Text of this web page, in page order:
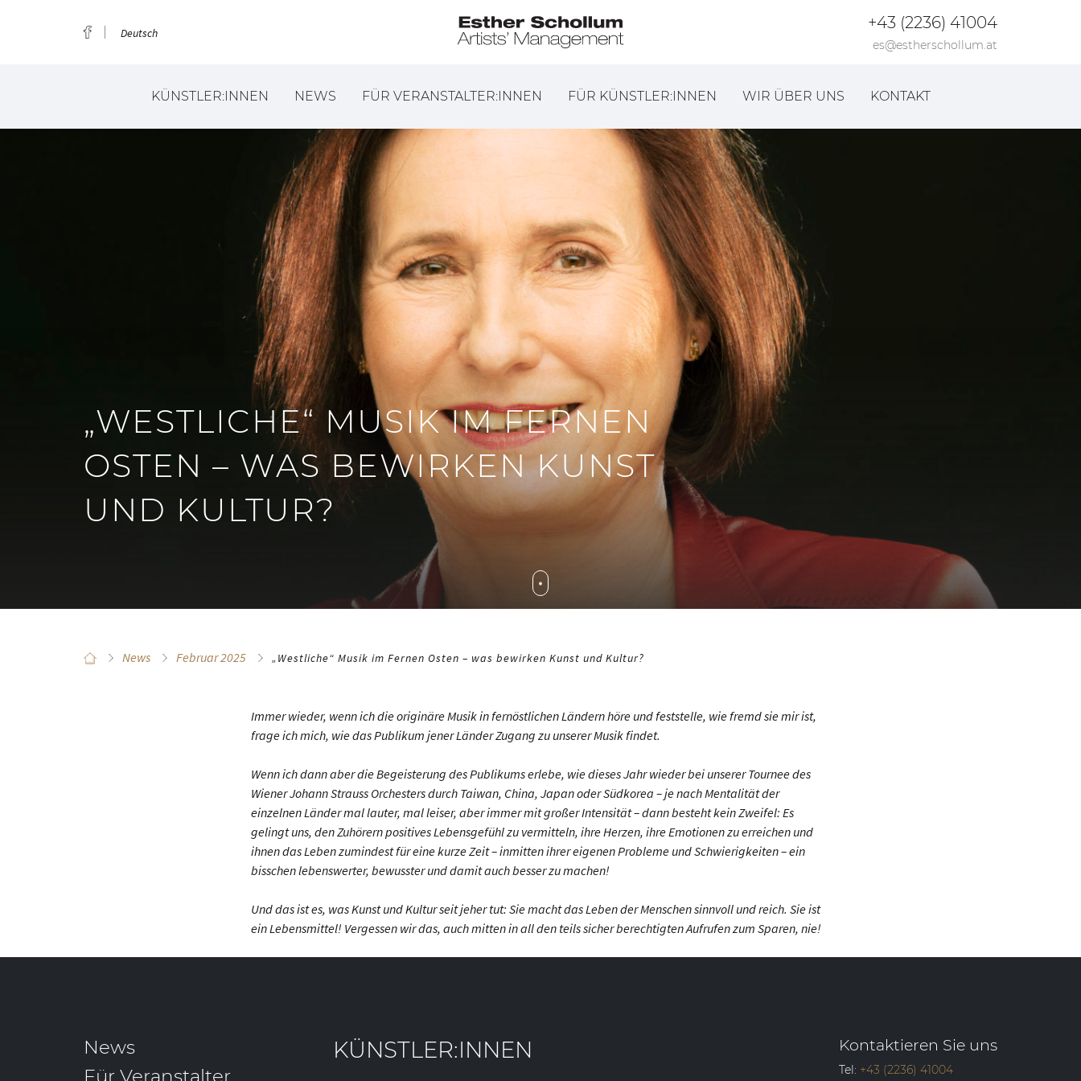
Deutsch
+43 (2236) 41004
es@estherschollum.at
KÜNSTLER:INNEN NEWS FÜR VERANSTALTER:INNEN FÜR KÜNSTLER:INNEN WIR ÜBER UNS KONTAKT
„WESTLICHE“ MUSIK IM FERNEN
OSTEN – WAS BEWIRKEN KUNST
UND KULTUR?
News Februar 2025 „Westliche“ Musik im Fernen Osten – was bewirken Kunst und Kultur?
Immer wieder, wenn ich die originäre Musik in fernöstlichen Ländern höre und feststelle, wie fremd sie mir ist,
frage ich mich, wie das Publikum jener Länder Zugang zu unserer Musik findet.
Wenn ich dann aber die Begeisterung des Publikums erlebe, wie dieses Jahr wieder bei unserer Tournee des
Wiener Johann Strauss Orchesters durch Taiwan, China, Japan oder Südkorea – je nach Mentalität der
einzelnen Länder mal lauter, mal leiser, aber immer mit großer Intensität – dann besteht kein Zweifel: Es
gelingt uns, den Zuhörern positives Lebensgefühl zu vermitteln, ihre Herzen, ihre Emotionen zu erreichen und
ihnen das Leben zumindest für eine kurze Zeit – inmitten ihrer eigenen Probleme und Schwierigkeiten – ein
bisschen lebenswerter, bewusster und damit auch besser zu machen!
Und das ist es, was Kunst und Kultur seit jeher tut: Sie macht das Leben der Menschen sinnvoll und reich. Sie ist
ein Lebensmittel! Vergessen wir das, auch mitten in all den teils sicher berechtigten Aufrufen zum Sparen, nie!
KÜNSTLER:INNEN
News
Für Veranstalter
Kontaktieren Sie uns
Tel: +43 (2236) 41004